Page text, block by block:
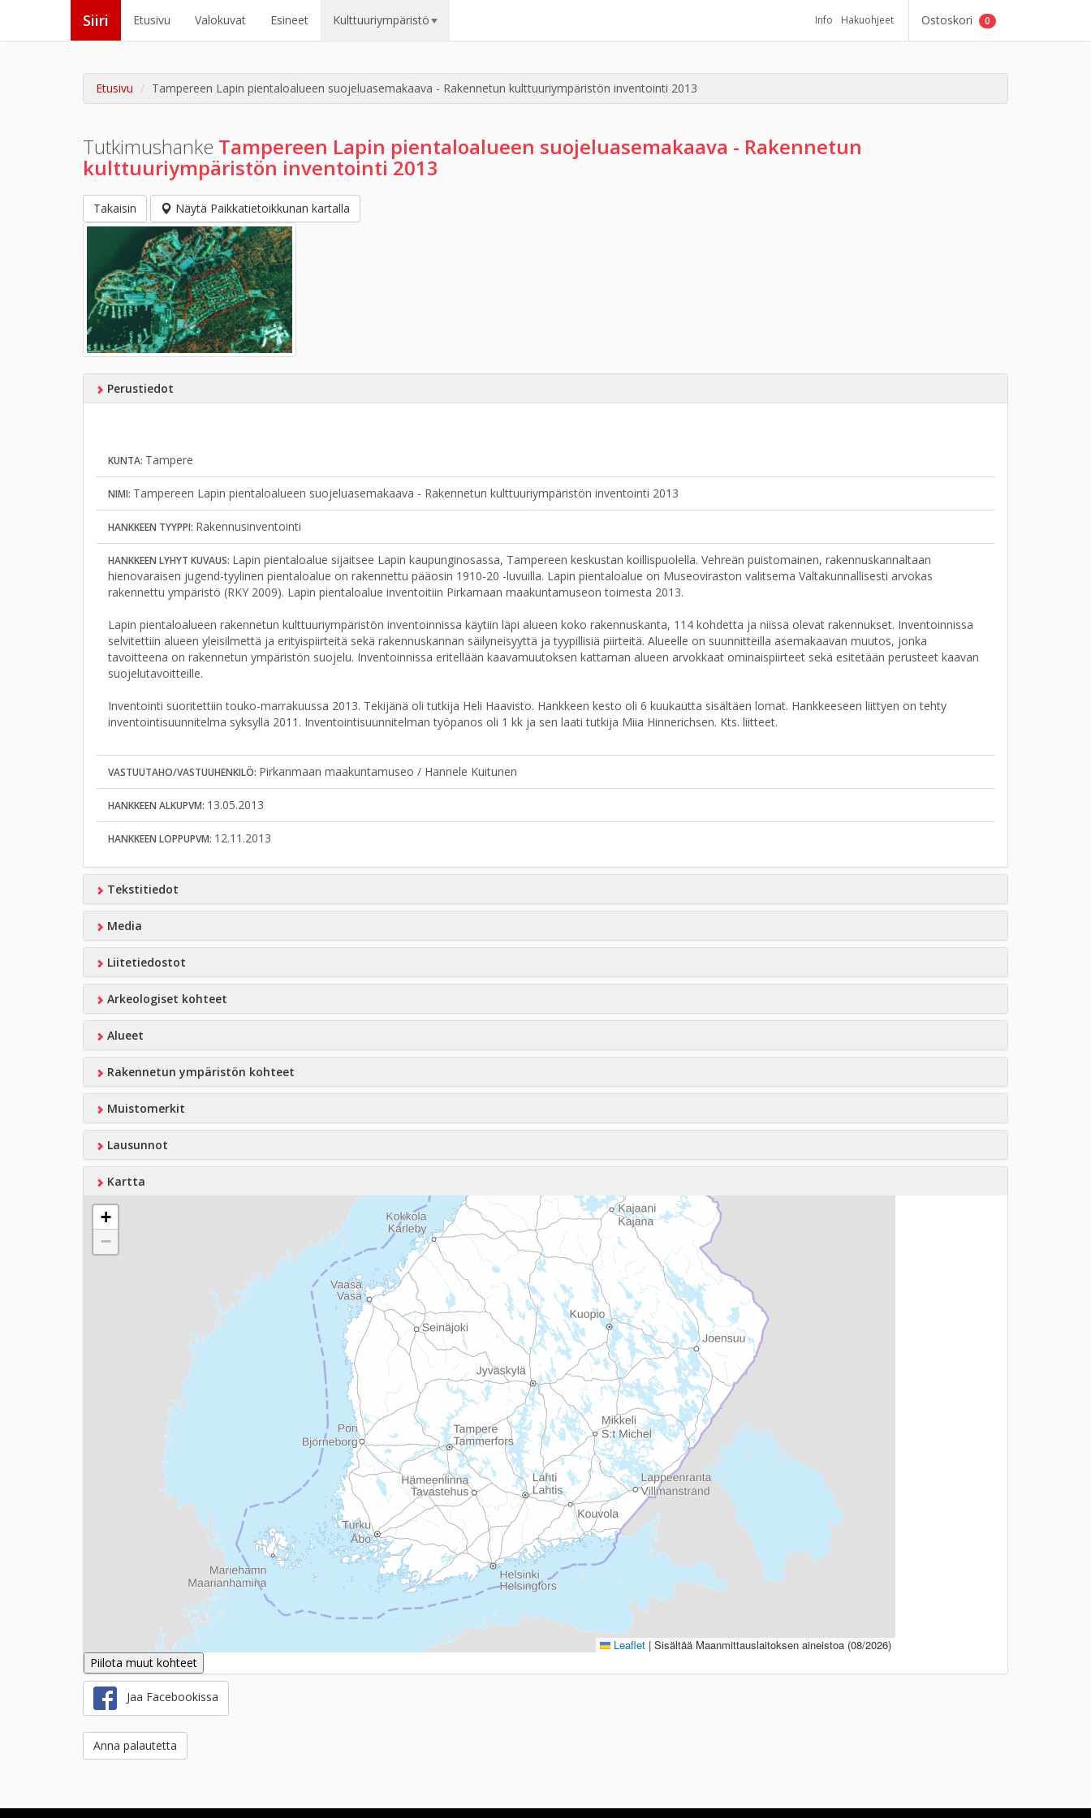
Siiri Etusivu Valokuvat Esineet Kulttuuriympäristö Info Hakuohjeet Ostoskori 0
Etusivu Tampereen Lapin pientaloalueen suojeluasemakaava - Rakennetun kulttuuriympäristön inventointi 2013
Tutkimushanke Tampereen Lapin pientaloalueen suojeluasemakaava - Rakennetun
kulttuuriympäristön inventointi 2013
Takaisin Näytä Paikkatietoikkunan kartalla
Perustiedot
KUNTA: Tampere
NIMI: Tampereen Lapin pientaloalueen suojeluasemakaava - Rakennetun kulttuuriympäristön inventointi 2013
HANKKEEN TYYPPI: Rakennusinventointi
HANKKEEN LYHYT KUVAUS: Lapin pientaloalue sijaitsee Lapin kaupunginosassa, Tampereen keskustan koillispuolella. Vehreän puistomainen, rakennuskannaltaan
hienovaraisen jugend-tyylinen pientaloalue on rakennettu pääosin 1910-20 -luvuilla. Lapin pientaloalue on Museoviraston valitsema Valtakunnallisesti arvokas
rakennettu ympäristö (RKY 2009). Lapin pientaloalue inventoitiin Pirkamaan maakuntamuseon toimesta 2013.
Lapin pientaloalueen rakennetun kulttuuriympäristön inventoinnissa käytiin läpi alueen koko rakennuskanta, 114 kohdetta ja niissä olevat rakennukset. Inventoinnissa
selvitettiin alueen yleisilmettä ja erityispiirteitä sekä rakennuskannan säilyneisyyttä ja tyypillisiä piirteitä. Alueelle on suunnitteilla asemakaavan muutos, jonka
tavoitteena on rakennetun ympäristön suojelu. Inventoinnissa eritellään kaavamuutoksen kattaman alueen arvokkaat ominaispiirteet sekä esitetään perusteet kaavan
suojelutavoitteille.
Inventointi suoritettiin touko-marrakuussa 2013. Tekijänä oli tutkija Heli Haavisto. Hankkeen kesto oli 6 kuukautta sisältäen lomat. Hankkeeseen liittyen on tehty
inventointisuunnitelma syksyllä 2011. Inventointisuunnitelman työpanos oli 1 kk ja sen laati tutkija Miia Hinnerichsen. Kts. liitteet.
VASTUUTAHO/VASTUUHENKILÖ: Pirkanmaan maakuntamuseo / Hannele Kuitunen
HANKKEEN ALKUPVM: 13.05.2013
HANKKEEN LOPPUPVM: 12.11.2013
Tekstitiedot
Media
Liitetiedostot
Arkeologiset kohteet
Alueet
Rakennetun ympäristön kohteet
Muistomerkit
Lausunnot
Kartta
+
−
Leaflet | Sisältää Maanmittauslaitoksen aineistoa (08/2026)
Piilota muut kohteet
Jaa Facebookissa
Anna palautetta